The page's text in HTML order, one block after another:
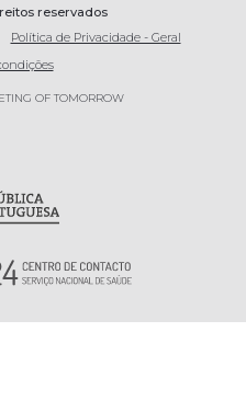
reservados
Política de Privacidade - Geral
OF TOMORROW